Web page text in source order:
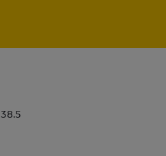
38.5